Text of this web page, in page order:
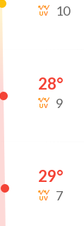
10
28°
9
29°
7